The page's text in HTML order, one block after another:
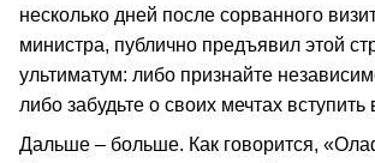
несколько дней после сорванного
министра, публично предъявил этой
ультиматум: либо признайте
либо забудьте о своих мечтах
Дальше – больше. Как говорится,